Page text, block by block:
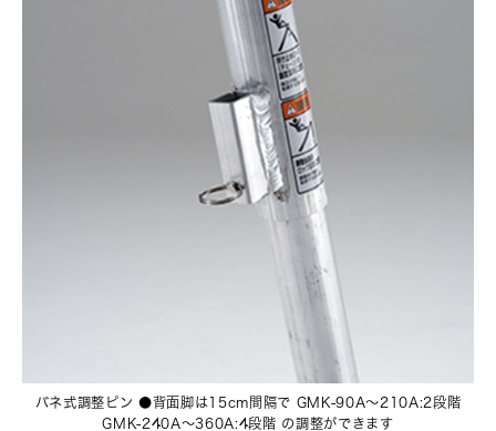
バネ式調整ピン ●背面脚は15cm間隔で GMK-90A〜210A:2段階
GMK-240A〜360A:4段階 の調整ができます